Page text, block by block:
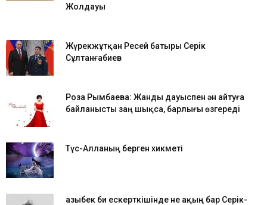
Жолдауы
Жүрекжұтқан Ресей батыры Серік
Сұлтанғабиев
Роза Рымбаева: Жанды дауыспен ән айтуға
байланысты заң шықса, барлығы өзгереді
Түс-Алланың берген хикметі
Қазыбек би ескерткішінде не ақың бар Серік-